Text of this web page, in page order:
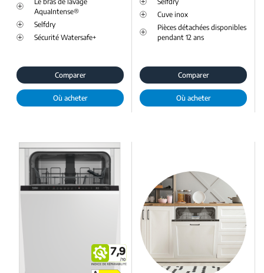
AquaIntense®
Selfdry
Sécurité Watersafe+
Comparer
Où acheter
Cuve inox
Pièces détachées disponibles
pendant 12 ans
Comparer
Où acheter